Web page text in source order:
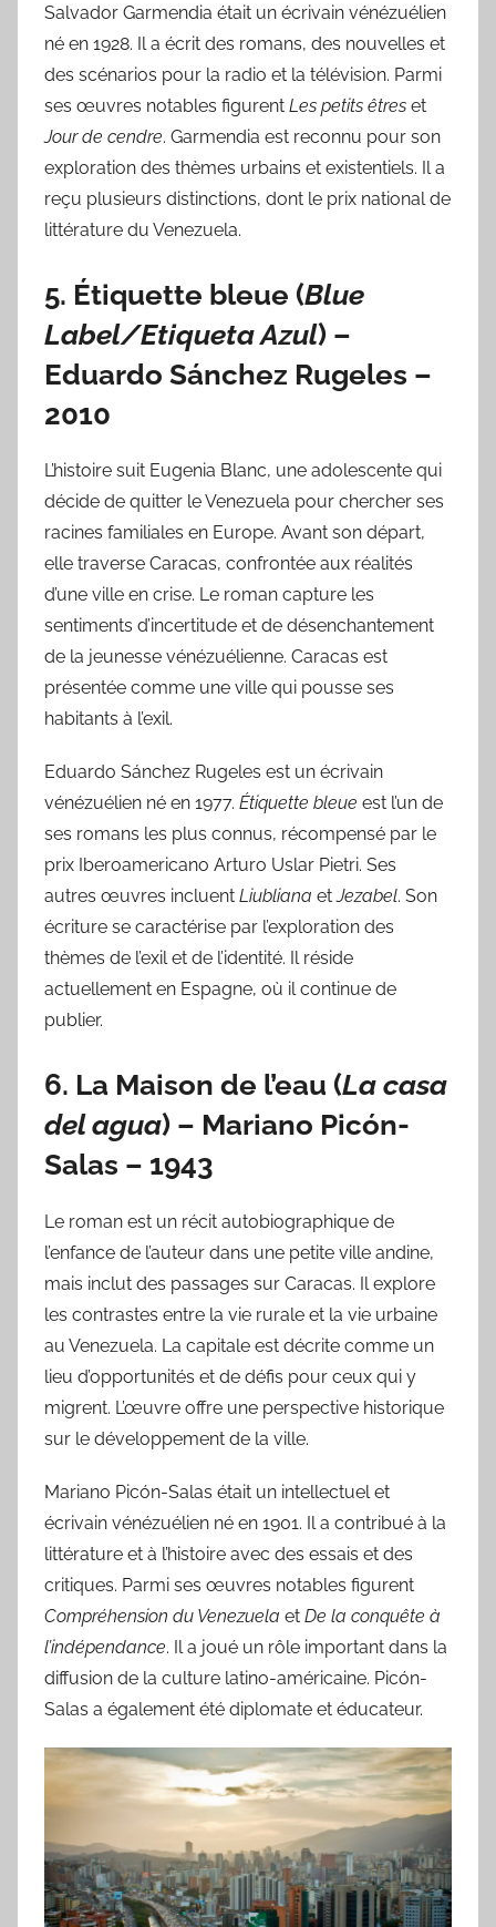
Salvador Garmendia était un écrivain vénézuélien
né en 1928. Il a écrit des romans, des nouvelles et
des scénarios pour la radio et la télévision. Parmi
ses œuvres notables figurent Les petits êtres et
Jour de cendre. Garmendia est reconnu pour son
exploration des thèmes urbains et existentiels. Il a
reçu plusieurs distinctions, dont le prix national de
littérature du Venezuela.
5. Étiquette bleue (Blue
Label/Etiqueta Azul) –
Eduardo Sánchez Rugeles –
2010
L’histoire suit Eugenia Blanc, une adolescente qui
décide de quitter le Venezuela pour chercher ses
racines familiales en Europe. Avant son départ,
elle traverse Caracas, confrontée aux réalités
d’une ville en crise. Le roman capture les
sentiments d’incertitude et de désenchantement
de la jeunesse vénézuélienne. Caracas est
présentée comme une ville qui pousse ses
habitants à l’exil.
Eduardo Sánchez Rugeles est un écrivain
vénézuélien né en 1977. Étiquette bleue est l’un de
ses romans les plus connus, récompensé par le
prix Iberoamericano Arturo Uslar Pietri. Ses
autres œuvres incluent Liubliana etJezabel. Son
écriture se caractérise par l’exploration des
thèmes de l’exil et de l’identité. Il réside
actuellement en Espagne, où il continue de
publier.
6. La Maison de l’eau (La casa
del agua) – Mariano Picón-
Salas – 1943
Le roman est un récit autobiographique de
l’enfance de l’auteur dans une petite ville andine,
mais inclut des passages sur Caracas. Il explore
les contrastes entre la vie rurale et la vie urbaine
au Venezuela. La capitale est décrite comme un
lieu d’opportunités et de défis pour ceux qui y
migrent. L’œuvre offre une perspective historique
sur le développement de la ville.
Mariano Picón-Salas était un intellectuel et
écrivain vénézuélien né en 1901. Il a contribué à la
littérature et à l’histoire avec des essais et des
critiques. Parmi ses œuvres notables figurent
Compréhension du Venezuela et De la conquête à
l’indépendance. Il a joué un rôle important dans la
diffusion de la culture latino-américaine. Picón-
Salas a également été diplomate et éducateur.